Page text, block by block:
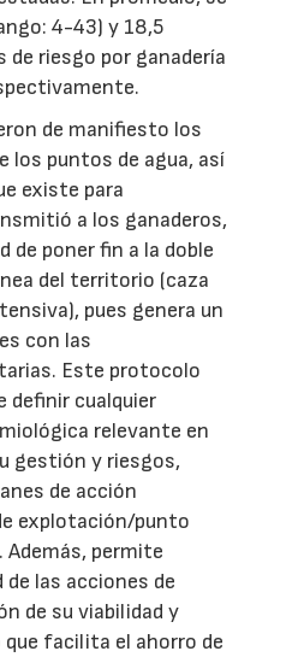
4-43) y 18,5
riesgo por ganadería
de manifiesto los
los puntos de agua, así
existe para
a los ganaderos,
de poner fin a la doble
del territorio (caza
pues genera un
con las
Este protocolo
definir cualquier
relevante en
gestión y riesgos,
de acción
explotación/punto
Además, permite
las acciones de
de su viabilidad y
que facilita el ahorro de